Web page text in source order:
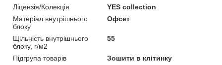
Ліцензія/Колекція
YES collection
Матеріал внутрішнього
блоку
Офсет
Щільність внутрішнього
блоку, г/м2
55
Підгрупа товарів
Зошити в клітинку